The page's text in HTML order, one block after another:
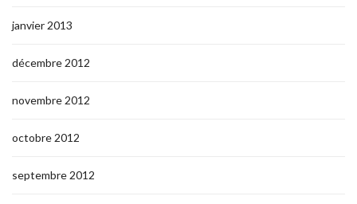
janvier 2013
décembre 2012
novembre 2012
octobre 2012
septembre 2012